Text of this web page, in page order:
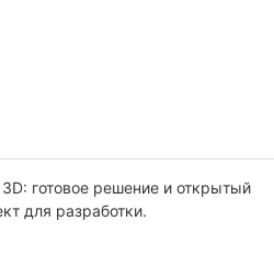
готовое решение и открытый
для разработки.